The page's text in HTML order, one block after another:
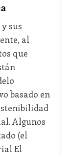
sus
al
que
basado en
Algunos
(el
El